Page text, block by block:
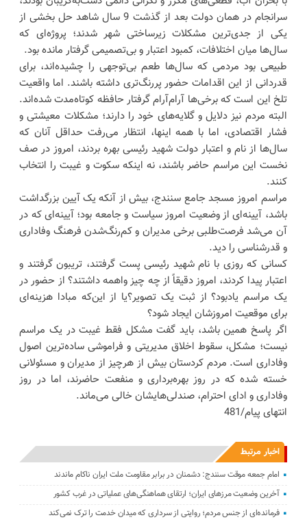
سرانجام در همان دولت بعد از گذشت 9 سال شاهد حل بخشی از
یکی از جدی‌ترین مشکلات زیرساختی شهر شدند؛ پروژه‌ای که
سال‌ها میان اختلافات، کمبود اعتبار و بی‌تصمیمی گرفتار مانده بود.
طبیعی بود مردمی که سال‌ها طعم بی‌توجهی را چشیده‌اند، برای
قدردانی از این اقدامات حضور پررنگ‌تری داشته باشند. اما واقعیت
تلخ این است که برخی‌ها آرام‌آرام گرفتار حافظه کوتاه‌مدت شده‌اند.
البته مردم نیز دلایل و گلایه‌های خود را دارند؛ مشکلات معیشتی و
فشار اقتصادی، اما با همه اینها، انتظار می‌رفت حداقل آنان که
سال‌ها از نام و اعتبار دولت شهید رئیسی بهره بردند، امروز در صف
نخست این مراسم حاضر باشند، نه اینکه سکوت و غیبت را انتخاب
کنند.
مراسم امروز مسجد جامع سنندج، بیش از آنکه یک آیین بزرگداشت
باشد، آیینه‌ای از وضعیت امروز سیاست و جامعه بود؛ آیینه‌ای که در
آن می‌شد فرصت‌طلبی برخی مدیران و کم‌رنگ‌شدن فرهنگ وفاداری
و قدرشناسی را دید.
کسانی که روزی با نام شهید رئیسی پست گرفتند، تریبون گرفتند و
اعتبار پیدا کردند، امروز دقیقاً از چه چیز واهمه داشتند؟ از حضور در
یک مراسم یادبود؟ از ثبت یک تصویر؟یا از این‌که مبادا هزینه‌ای
برای موقعیت امروزشان ایجاد شود؟
اگر پاسخ همین باشد، باید گفت مشکل فقط غیبت در یک مراسم
نیست؛ مشکل، سقوط اخلاق مدیریتی و فراموشی ساده‌ترین اصول
وفاداری است. مردم کردستان بیش از هرچیز از مدیران و مسئولانی
خسته شده که در روز بهره‌برداری و منفعت حاضرند، اما در روز
وفاداری و ادای احترام، صندلی‌هایشان خالی می‌ماند.
انتهای پیام/481
اخبار مرتبط
امام جمعه موقت سنندج: دشمنان در برابر مقاومت ملت ایران ناکام ماندند
آخرین وضعیت مرزهای ایران؛ ارتقای هماهنگی‌های عملیاتی در غرب کشور
فرمانده‌ای از جنس مردم؛ روایتی از سرداری که میدان خدمت را ترک نمی‌کند